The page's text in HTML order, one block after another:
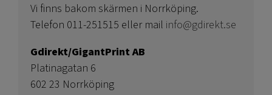
Vi finns bakom skärmen i Norrköping.
Telefon 011-251515 eller mail info@gdirekt.se
Gdirekt/GigantPrint AB
Platinagatan 6
602 23 Norrköping